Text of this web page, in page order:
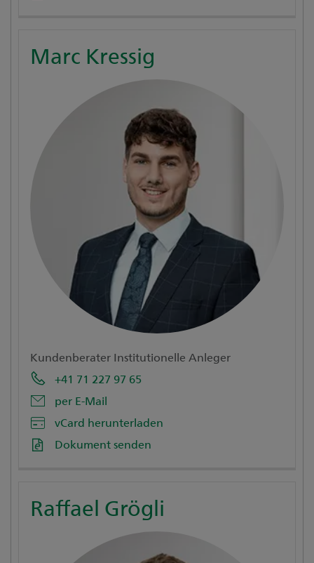
Marc Kressig
Kundenberater Institutionelle Anleger
+41 71 227 97 65
per E-Mail
vCard herunterladen
Dokument senden
Raffael Grögli